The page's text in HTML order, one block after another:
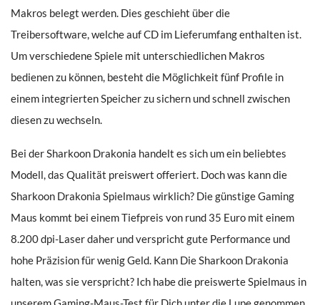
Makros belegt werden. Dies geschieht über die
Treibersoftware, welche auf CD im Lieferumfang enthalten ist.
Um verschiedene Spiele mit unterschiedlichen Makros
bedienen zu können, besteht die Möglichkeit fünf Profile in
einem integrierten Speicher zu sichern und schnell zwischen
diesen zu wechseln.
Bei der Sharkoon Drakonia handelt es sich um ein beliebtes
Modell, das Qualität preiswert offeriert. Doch was kann die
Sharkoon Drakonia Spielmaus wirklich? Die günstige Gaming
Maus kommt bei einem Tiefpreis von rund 35 Euro mit einem
8.200 dpi-Laser daher und verspricht gute Performance und
hohe Präzision für wenig Geld. Kann Die Sharkoon Drakonia
halten, was sie verspricht? Ich habe die preiswerte Spielmaus in